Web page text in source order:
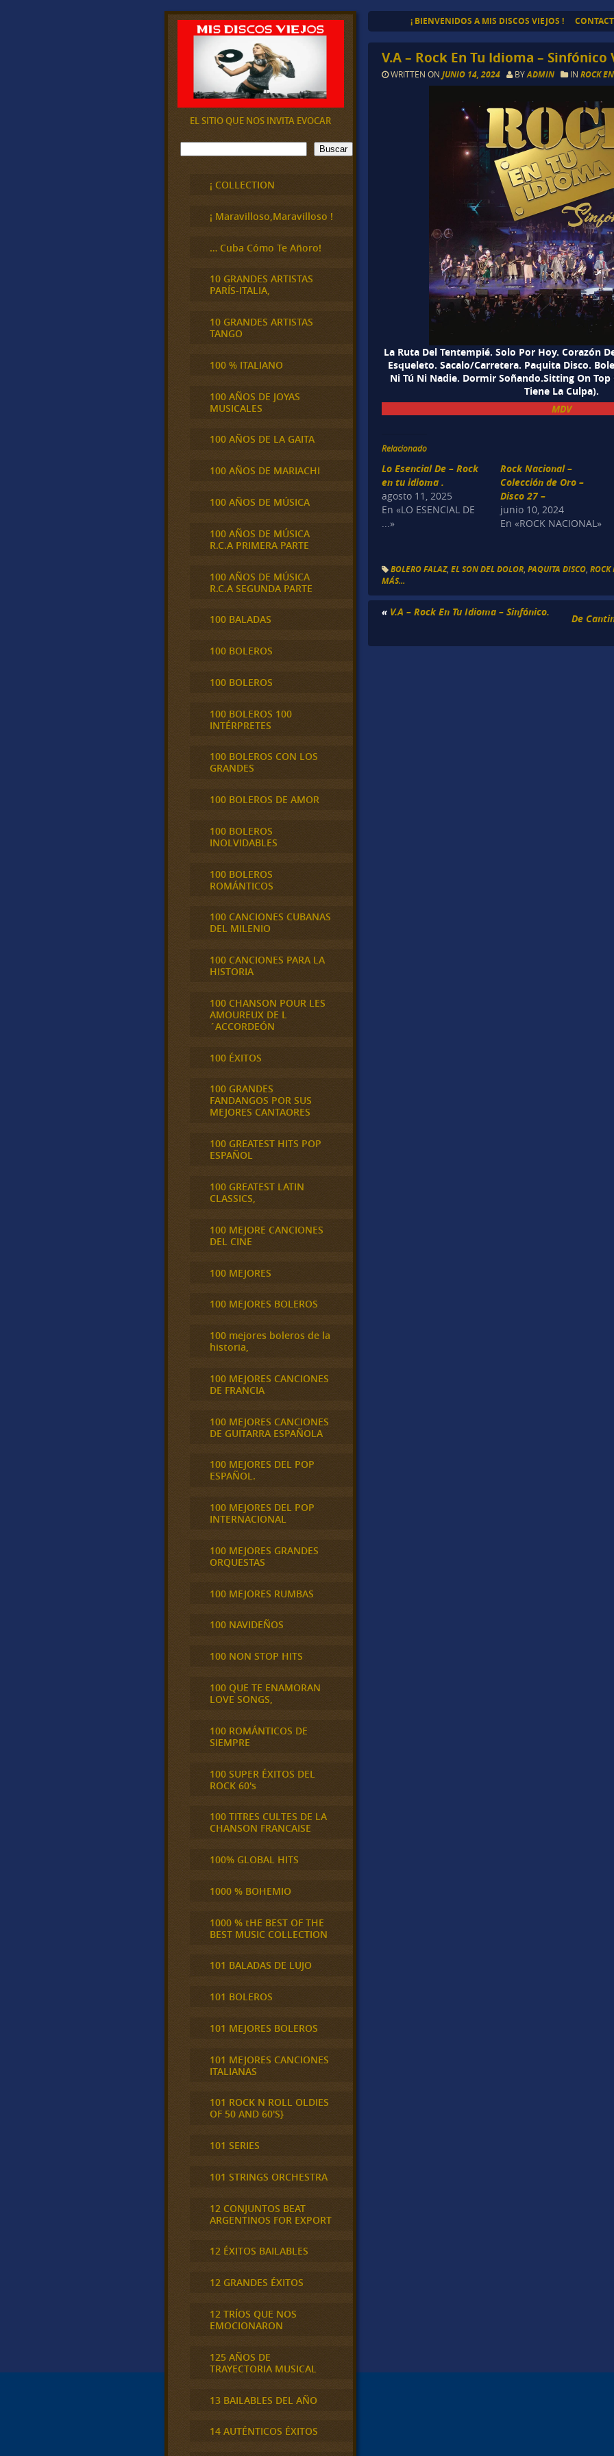
¡ BIENVENIDOS A MIS DISCOS VIEJOS !
V.A – Rock En Tu Idioma – Sinfónico
WRITTEN ONJUNIO 14, 2024 BYADMIN INROCK
La Ruta Del Tentempié. Solo Por Hoy. Corazón
Esqueleto. Sacalo/Carretera. Paquita Disco.
Ni Tú Ni Nadie. Dormir Soñando.Sitting On Top
Tiene La Culpa).
MDV
Relacionado
Lo Esencial De – Rock
en tu idioma .
agosto 11, 2025
En «LO ESENCIAL DE
...»
Rock Nacional –
Colección de Oro –
Disco 27 –
junio 10, 2024
En «ROCK NACIONAL»
BOLERO FALAZ,EL SON DEL DOLOR ,PAQUITA DISCO ,
MÁS...
« V.A – Rock En Tu Idioma – Sinfónico.
De
EL SITIO QUE NOS INVITA EVOCAR
B
u
Buscar
¡ COLLECTION
¡ Maravilloso,Maravilloso !
… Cuba Cómo Te Añoro!
10 GRANDES ARTISTAS
PARÍS-ITALIA,
10 GRANDES ARTISTAS
TANGO
100 % ITALIANO
100 AÑOS DE JOYAS
MUSICALES
100 AÑOS DE LA GAITA
100 AÑOS DE MARIACHI
100 AÑOS DE MÚSICA
100 AÑOS DE MÚSICA
R.C.A PRIMERA PARTE
100 AÑOS DE MÚSICA
R.C.A SEGUNDA PARTE
100 BALADAS
100 BOLEROS
100 BOLEROS
100 BOLEROS 100
INTÉRPRETES
100 BOLEROS CON LOS
GRANDES
100 BOLEROS DE AMOR
100 BOLEROS
INOLVIDABLES
100 BOLEROS
ROMÁNTICOS
100 CANCIONES CUBANAS
DEL MILENIO
100 CANCIONES PARA LA
HISTORIA
100 CHANSON POUR LES
AMOUREUX DE L
´ACCORDEÓN
100 ÉXITOS
100 GRANDES
FANDANGOS POR SUS
MEJORES CANTAORES
100 GREATEST HITS POP
ESPAÑOL
100 GREATEST LATIN
CLASSICS,
100 MEJORE CANCIONES
DEL CINE
100 MEJORES
100 MEJORES BOLEROS
100 mejores boleros de la
historia,
100 MEJORES CANCIONES
DE FRANCIA
100 MEJORES CANCIONES
DE GUITARRA ESPAÑOLA
100 MEJORES DEL POP
ESPAÑOL.
100 MEJORES DEL POP
INTERNACIONAL
100 MEJORES GRANDES
ORQUESTAS
100 MEJORES RUMBAS
100 NAVIDEÑOS
100 NON STOP HITS
100 QUE TE ENAMORAN
LOVE SONGS,
100 ROMÁNTICOS DE
SIEMPRE
100 SUPER ÉXITOS DEL
ROCK 60's
100 TITRES CULTES DE LA
CHANSON FRANCAISE
100% GLOBAL HITS
1000 % BOHEMIO
1000 % tHE BEST OF THE
BEST MUSIC COLLECTION
101 BALADAS DE LUJO
101 BOLEROS
101 MEJORES BOLEROS
101 MEJORES CANCIONES
ITALIANAS
101 ROCK N ROLL OLDIES
OF 50 AND 60'S}
101 SERIES
101 STRINGS ORCHESTRA
12 CONJUNTOS BEAT
ARGENTINOS FOR EXPORT
12 ÉXITOS BAILABLES
12 GRANDES ÉXITOS
12 TRÍOS QUE NOS
EMOCIONARON
125 AÑOS DE
TRAYECTORIA MUSICAL
13 BAILABLES DEL AÑO
14 AUTÉNTICOS ÉXITOS